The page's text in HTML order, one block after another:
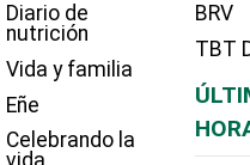
Diario de
nutrición
Vida y familia
Eñe
Celebrando la
BRV
TBT